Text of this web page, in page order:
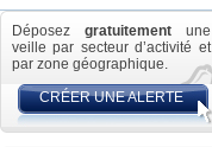
Déposez gratuitement une
veille par secteur d’activité et
par zone géographique.
CRÉER UNE ALERTE